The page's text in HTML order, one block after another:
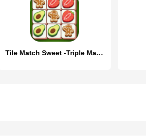
Tile Match Sweet -Triple Match